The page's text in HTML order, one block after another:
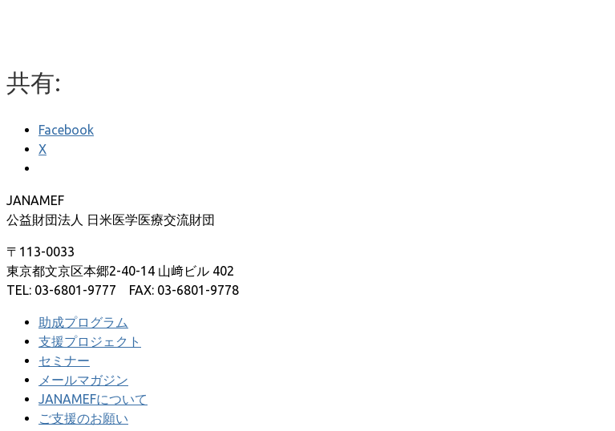
共有:
Facebook
X
JANAMEF
公益財団法人 日米医学医療交流財団
〒113-0033
東京都文京区本郷2-40-14 山﨑ビル 402
TEL: 03-6801-9777 FAX: 03-6801-9778
助成プログラム
支援プロジェクト
セミナー
メールマガジン
JANAMEFについて
ご支援のお願い